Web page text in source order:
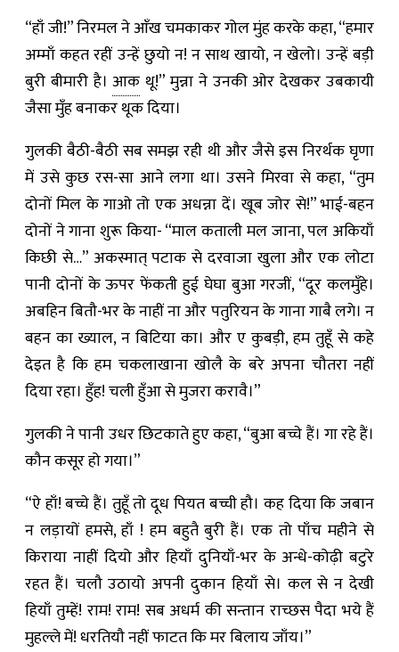
“हाँ जी!” निरमल ने आँख चमकाकर गोल मुंह करके कहा, “हमार
अम्माँ कहत रहीं उन्हें छुयो न! न साथ खायो, न खेलो। उन्हें बड़ी
बुरी बीमारी है।आक थू!” मुन्ना ने उनकी ओर देखकर उबकायी
जैसा मुँह बनाकर थूक दिया।
गुलकी बैठी-बैठी सब समझ रही थी और जैसे इस निरर्थक घृणा
में उसे कुछ रस-सा आने लगा था। उसने मिरवा से कहा, “तुम
दोनों मिल के गाओ तो एक अधन्ना दें। खूब जोर से!” भाई-बहन
दोनों ने गाना शुरू किया- “माल कताली मल जाना, पल अकियाँ
किछी से…” अकस्मात् पटाक से दरवाजा खुला और एक लोटा
पानी दोनों के ऊपर फेंकती हुई घेघा बुआ गरजीं, “दूर कलमुँहे।
अबहिन बितौ-भर के नाहीं ना और पतुरियन के गाना गाबै लगे। न
बहन का ख्याल, न बिटिया का। और ए कुबड़ी, हम तुहूँ से कहे
देइत है कि हम चकलाखाना खोलै के बरे अपना चौतरा नहीं
दिया रहा। हुँह! चली हुँआ से मुजरा करावै।”
गुलकी ने पानी उधर छिटकाते हुए कहा, “बुआ बच्चे हैं। गा रहे हैं।
कौन कसूर हो गया।”
“ऐ हाँ! बच्चे हैं। तुहूँ तो दूध पियत बच्ची हौ। कह दिया कि जबान
न लड़ायों हमसे, हाँ ! हम बहुतै बुरी हैं। एक तो पाँच महीने से
किराया नाहीं दियो और हियाँ दुनियाँ-भर के अन्धे-कोढ़ी बटुरे
रहत हैं। चलौ उठायो अपनी दुकान हियाँ से। कल से न देखी
हियाँ तुम्हें! राम! राम! सब अधर्म की सन्तान राच्छस पैदा भये हैं
मुहल्ले में! धरतियौ नहीं फाटत कि मर बिलाय जाँय।”